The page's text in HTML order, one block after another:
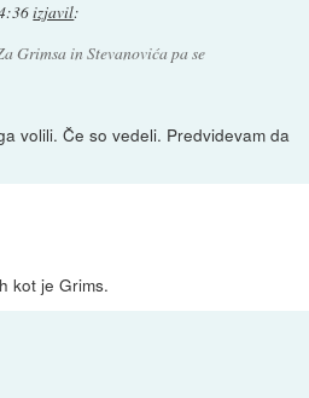
izjavil:
Grimsa in Stevanovića pa se
volili. Če so vedeli. Predvidevam da
kot je Grims.